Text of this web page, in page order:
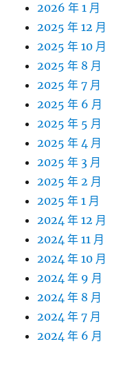
2026 年 1 月
2025 年 12 月
2025 年 10 月
2025 年 8 月
2025 年 7 月
2025 年 6 月
2025 年 5 月
2025 年 4 月
2025 年 3 月
2025 年 2 月
2025 年 1 月
2024 年 12 月
2024 年 11 月
2024 年 10 月
2024 年 9 月
2024 年 8 月
2024 年 7 月
2024 年 6 月